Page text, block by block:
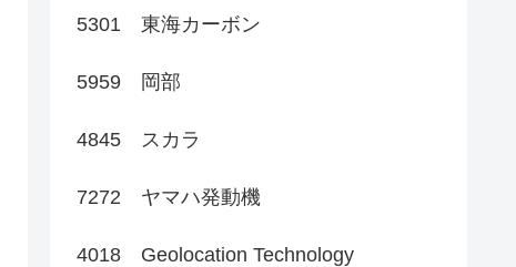
5301 東海カーボン
5959 岡部
4845 スカラ
7272 ヤマハ発動機
4018 Geolocation Technology